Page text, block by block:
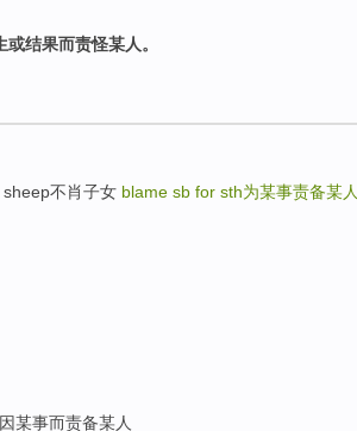
结果而责怪某人。
sheep不肖子女 blame sb for sth为某事责备某人
某事而责备某人